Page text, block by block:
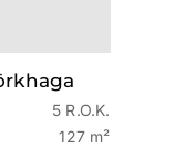
5 R.O.K.
127 m²